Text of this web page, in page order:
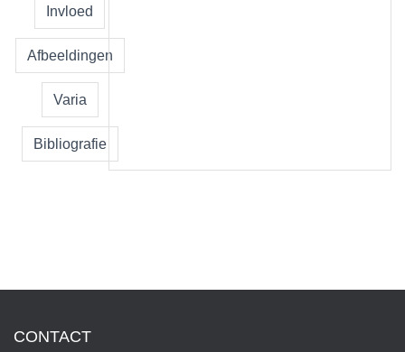
Invloed
Afbeeldingen
Varia
Bibliografie
CONTACT